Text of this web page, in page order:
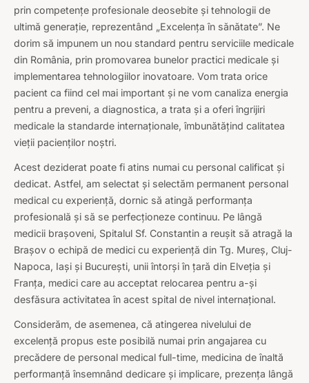
prin competențe profesionale deosebite și tehnologii de
ultimă generație, reprezentând „Excelența în sănătate”. Ne
dorim să impunem un nou standard pentru serviciile medicale
din România, prin promovarea bunelor practici medicale și
implementarea tehnologiilor inovatoare. Vom trata orice
pacient ca fiind cel mai important și ne vom canaliza energia
pentru a preveni, a diagnostica, a trata și a oferi îngrijiri
medicale la standarde internaționale, îmbunătățind calitatea
vieții pacienților noștri.
Acest deziderat poate fi atins numai cu personal calificat și
dedicat. Astfel, am selectat și selectăm permanent personal
medical cu experiență, dornic să atingă performanța
profesională și să se perfecționeze continuu. Pe lângă
medicii brașoveni, Spitalul Sf. Constantin a reușit să atragă la
Brașov o echipă de medici cu experiență din Tg. Mureș, Cluj-
Napoca, Iași și București, unii întorși în țară din Elveția și
Franța, medici care au acceptat relocarea pentru a-și
desfăsura activitatea în acest spital de nivel internațional.
Considerăm, de asemenea, că atingerea nivelului de
excelență propus este posibilă numai prin angajarea cu
precădere de personal medical full-time, medicina de înaltă
performanță însemnând dedicare și implicare, prezența lângă